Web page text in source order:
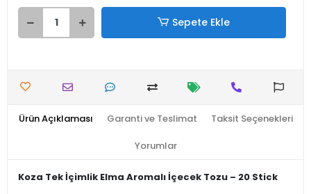
Sepete Ekle
Ürün Açıklaması Garanti ve Teslimat Taksit Seçenekleri
Yorumlar
Koza Tek İçimlik Elma Aromalı İçecek Tozu – 20 Stick